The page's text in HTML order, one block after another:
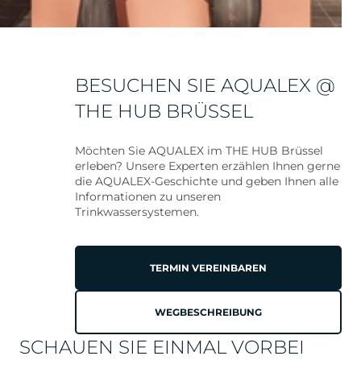
BESUCHEN SIE AQUALEX @
THE HUB BRÜSSEL
Möchten Sie AQUALEX im THE HUB Brüssel
erleben? Unsere Experten erzählen Ihnen gerne
die AQUALEX-Geschichte und geben Ihnen alle
Informationen zu unseren
Trinkwassersystemen.
TERMIN VEREINBAREN
WEGBESCHREIBUNG
SCHAUEN SIE EINMAL VORBEI